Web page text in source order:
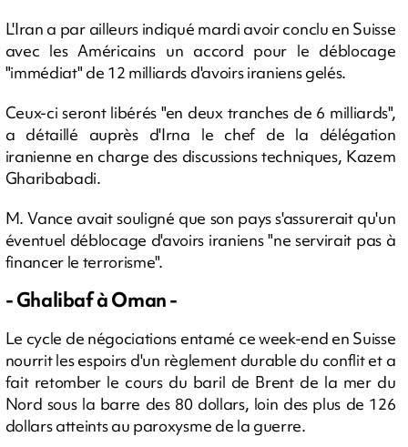
L'Iran a par ailleurs indiqué mardi avoir conclu en Suisse
avec les Américains un accord pour le déblocage
"immédiat" de 12 milliards d'avoirs iraniens gelés.
Ceux-ci seront libérés "en deux tranches de 6 milliards",
a détaillé auprès d'Irna le chef de la délégation
iranienne en charge des discussions techniques, Kazem
Gharibabadi.
M. Vance avait souligné que son pays s'assurerait qu'un
éventuel déblocage d'avoirs iraniens "ne servirait pas à
financer le terrorisme".
- Ghalibaf à Oman -
Le cycle de négociations entamé ce week-end en Suisse
nourrit les espoirs d'un règlement durable du conflit et a
fait retomber le cours du baril de Brent de la mer du
Nord sous la barre des 80 dollars, loin des plus de 126
dollars atteints au paroxysme de la guerre.